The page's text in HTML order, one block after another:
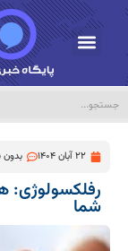
22 آبان 1404 بدون
رفلکسولوژی:
شما